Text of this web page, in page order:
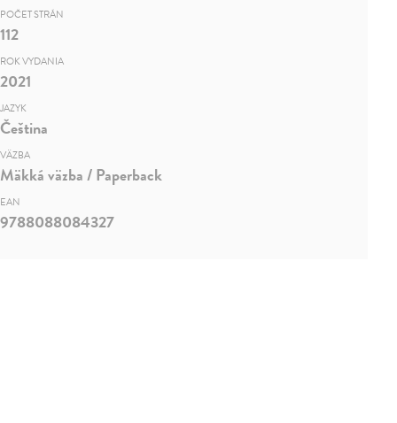
POČET STRÁN
112
ROK VYDANIA
2021
JAZYK
Čeština
VÄZBA
Mäkká väzba / Paperback
EAN
9788088084327